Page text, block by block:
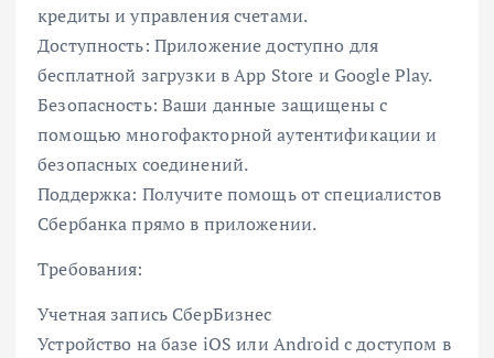
кредиты и управления счетами.
Доступность: Приложение доступно для
бесплатной загрузки в App Store и Google Play.
Безопасность: Ваши данные защищены с
помощью многофакторной аутентификации и
безопасных соединений.
Поддержка: Получите помощь от специалистов
Сбербанка прямо в приложении.
Требования:
Учетная запись СберБизнес
Устройство на базе iOS или Android с доступом в